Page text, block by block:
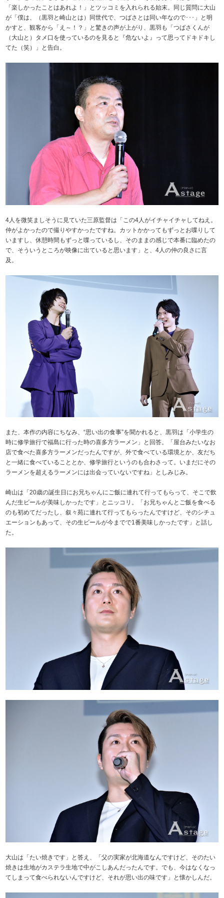
「楽しかったことはあれよ！」とツッコミを入れられる始末。同じ質問に大山
が「僕は、（黒羽と崎山とは）同世代で、つばさとは同い年なので･･･」と明
かすと、観客から「え～！？」と驚きの声が上がり、黒羽も「つばさくんが
（大山と）タメ口を使っているのを見ると『危ないよ』って思ってドキドキし
てた（笑）」と告白。
4人を微笑ましそうに見ていた三原監督は「この4人がイチャイチャしてねえ。
仲がよかったので撮りやすかったですね。カットかかってもずっとお喋りして
いますし、休憩時間もずっと喋っているし、そのままの感じで本番に臨めたの
で、そういうところが映像に出ていると思います」と、4人の仲の良さに言
及。
また、本作の内容にちなみ、“思い出の食事”を聞かれると、黒羽は「小学生の
時に修学旅行で福島に行った時の喜多方ラーメン」と回答。「屋台みたいなお
店で食べた喜多方ラーメンだったんですが、外で食べている環境とか、友だち
と一緒に食べていることとか、修学旅行というのも合わさって。いまだにその
ラーメンを超えるラーメンには出会っていないですね」としみじみ。
崎山は「20歳の誕生日にお兄ちゃんにご飯に連れて行ってもらって、そこで飲
んだ生ビールが美味しかったです」とニッコリ。「お兄ちゃんとご飯を食べる
のも初めてだったし、叙々苑に連れて行ってもらったんですけど、そのシチュ
エーションもあって、その生ビールが今までで1番美味しかったです」と話し
た。
大山は「たい焼きです」と答え、「父の実家が北海道なんですけど、そのたい
焼きは生地がカステラ生地で中がこしあんだったんです。でも、今はなくなっ
てしまって食べられないんですけど、それが思い出の味です」と懐かしんだ。